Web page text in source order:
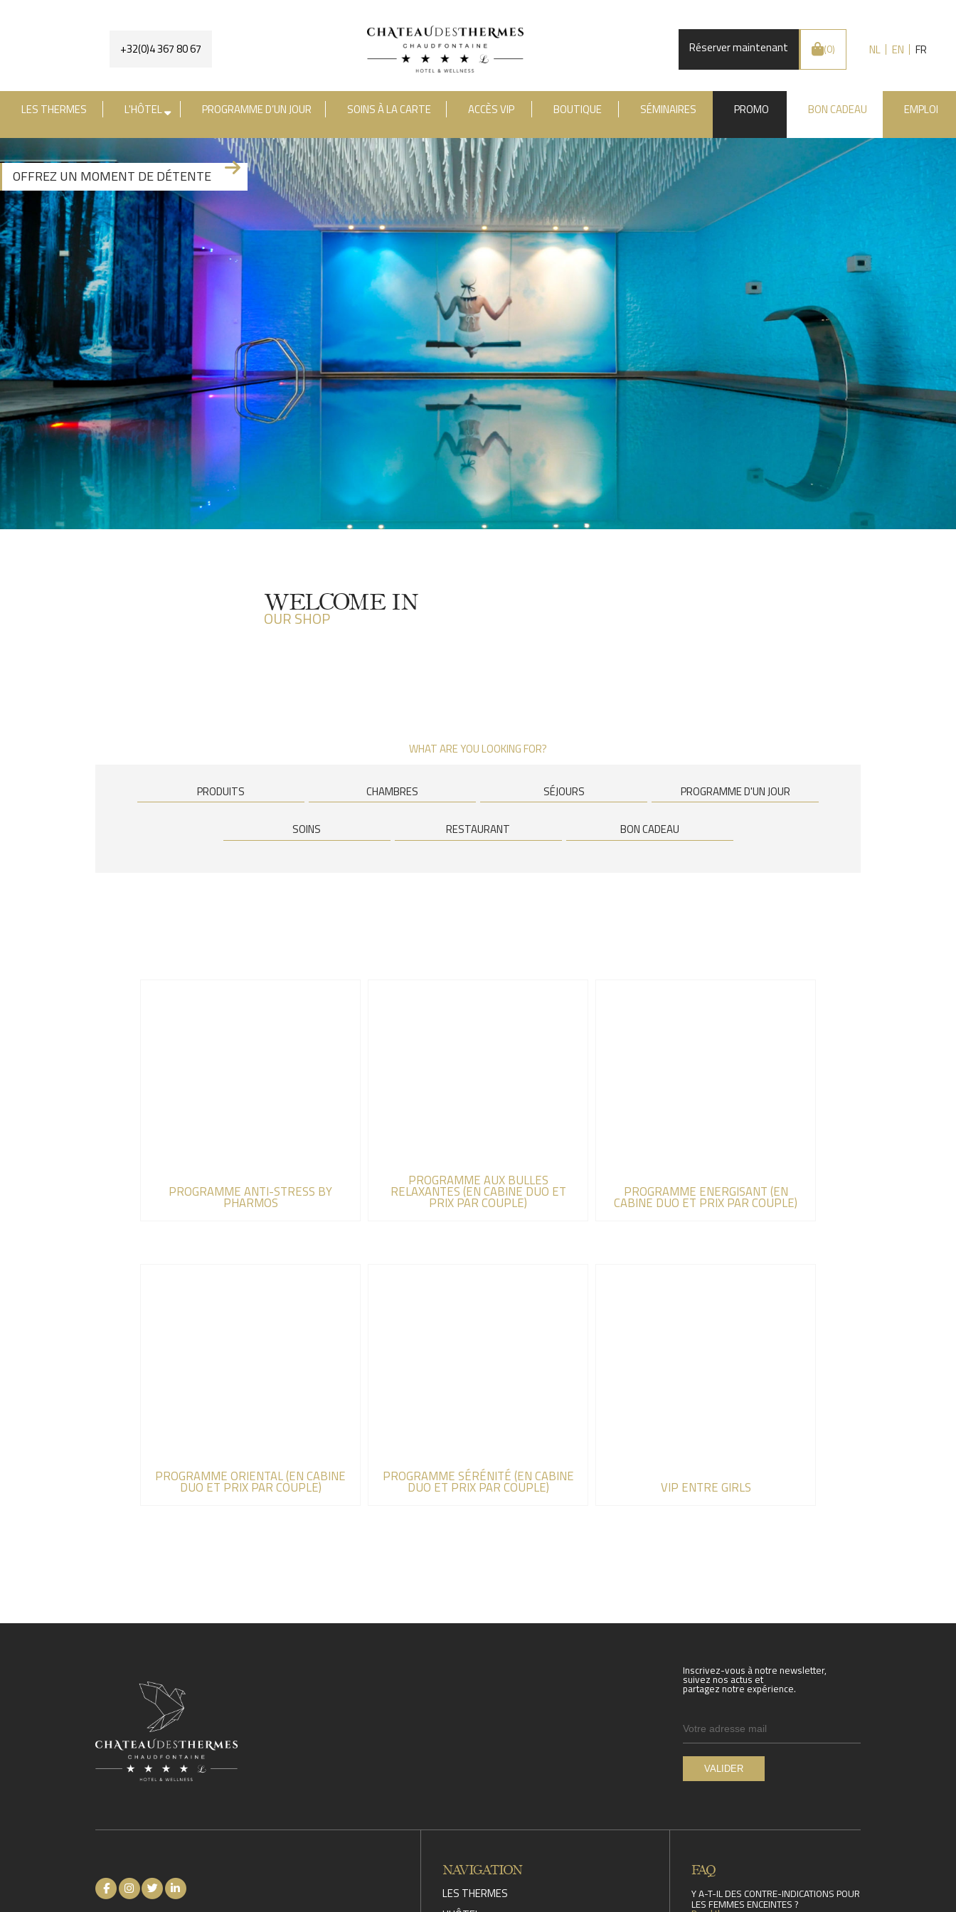
[availability_search category_dropdown="true" category_include="sejour, chambre"]
RUE HAUSTER 9, B-4050 CHAUDFONTAINE
+32(0)4 367 80 67 | INFO[AT]CHATEAUDESTHERMES.BE
DÉCOUVREZ NOS PROMOTIONS
+32(0)4 367 80 67 NL EN FR
Réserver maintenant (0)
LES THERMES L'HÔTEL PROGRAMME D’UN JOUR SOINS À LA CARTE ACCÈS VIP BOUTIQUE SÉMINAIRES PROMO BON CADEAU EMPLOI
OFFREZ UN MOMENT DE DÉTENTE
WELCOME IN
OUR SHOP
WHAT ARE YOU LOOKING FOR?
PRODUITS CHAMBRES SÉJOURS PROGRAMME D'UN JOUR
SOINS RESTAURANT BON CADEAU
PROGRAMME ANTI-STRESS BY
PHARMOS
PROGRAMME AUX BULLES
RELAXANTES (EN CABINE DUO ET
PRIX PAR COUPLE)
PROGRAMME ENERGISANT (EN
CABINE DUO ET PRIX PAR COUPLE)
PROGRAMME ORIENTAL (EN CABINE
DUO ET PRIX PAR COUPLE)
PROGRAMME SÉRÉNITÉ (EN CABINE
DUO ET PRIX PAR COUPLE) VIP ENTRE GIRLS
Inscrivez-vous à notre newsletter,
suivez nos actus et
partagez notre expérience.
NAVIGATION
LES THERMES
FAQ
Y A-T-IL DES CONTRE-INDICATIONS POUR
LES FEMMES ENCEINTES ?